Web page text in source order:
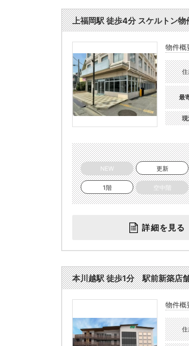
上福岡駅 徒歩4分 スケルトン
物件概
最
NEW 更新
1階 空中階
詳細を見る
本川越駅 徒歩1分 駅前新築
物件概